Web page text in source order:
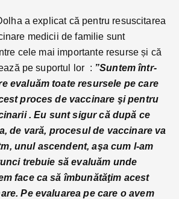
a explicat că pentru resuscitarea
medicii de familie sunt
cele mai importante resurse și că
pe suportul lor : ”Suntem într-
evaluăm toate resursele pe care
proces de vaccinare şi pentru
. Eu sunt sigur că după ce
de vară, procesul de vaccinare va
unul ascendent, aşa cum l-am
trebuie să evaluăm unde
face ca să îmbunătăţim acest
Pe evaluarea pe care o avem